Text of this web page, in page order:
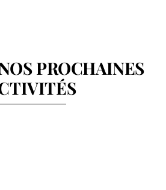
PROCHAINES